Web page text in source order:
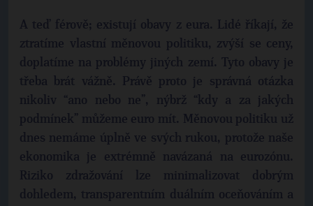
A teď férově; existují obavy z eura. Lidé říkají, že
ztratíme vlastní měnovou politiku, zvýší se ceny,
doplatíme na problémy jiných zemí. Tyto obavy je
třeba brát vážně. Právě proto je správná otázka
nikoliv “ano nebo ne”, nýbrž “kdy a za jakých
podmínek” můžeme euro mít. Měnovou politiku už
dnes nemáme úplně ve svých rukou, protože naše
ekonomika je extrémně navázaná na eurozónu.
Riziko zdražování lze minimalizovat dobrým
dohledem, transparentním duálním oceňováním a